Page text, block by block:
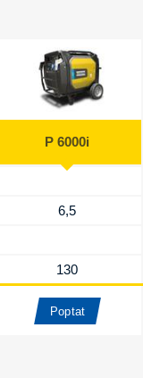
P 6000i
6,5
130
Poptat